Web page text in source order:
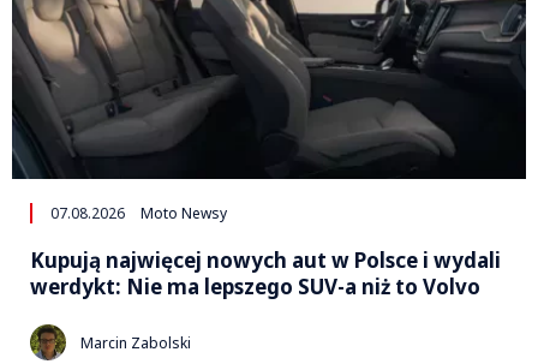
07.08.2026 Moto Newsy
Kupują najwięcej nowych aut w Polsce i wydali
werdykt: Nie ma lepszego SUV-a niż to Volvo
Marcin Zabolski